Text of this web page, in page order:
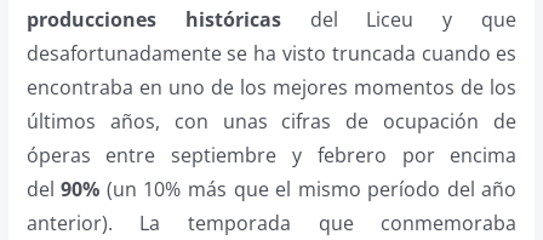
producciones históricasdel Liceu y que
desafortunadamente se ha visto truncada cuando es
encontraba en uno de los mejores momentos de los
últimos años, con unas cifras de ocupación de
óperas entre septiembre y febrero por encima
del90% (un 10% más que el mismo período del año
anterior). La temporada que conmemoraba